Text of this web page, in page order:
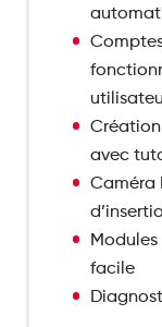
avec
Caméra
facile